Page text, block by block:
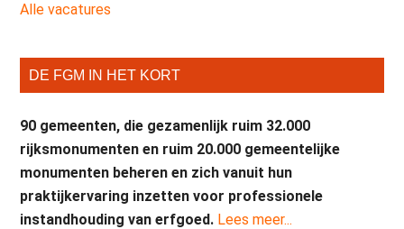
Alle vacatures
DE FGM IN HET KORT
90 gemeenten, die gezamenlijk ruim 32.000
rijksmonumenten en ruim 20.000 gemeentelijke
monumenten beheren en zich vanuit hun
praktijkervaring inzetten voor professionele
instandhouding van erfgoed. Lees meer...